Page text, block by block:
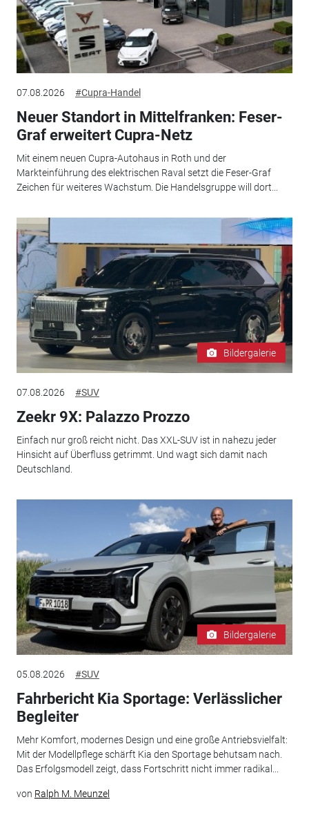
07.08.2026 #Cupra-Handel
Neuer Standort in Mittelfranken: Feser-
Graf erweitert Cupra-Netz
Mit einem neuen Cupra-Autohaus in Roth und der
Markteinführung des elektrischen Raval setzt die Feser-Graf
Zeichen für weiteres Wachstum. Die Handelsgruppe will dort...
Bildergalerie
07.08.2026 #SUV
Zeekr 9X: Palazzo Prozzo
Einfach nur groß reicht nicht. Das XXL-SUV ist in nahezu jeder
Hinsicht auf Überfluss getrimmt. Und wagt sich damit nach
Deutschland.
Bildergalerie
05.08.2026 #SUV
Fahrbericht Kia Sportage: Verlässlicher
Begleiter
Mehr Komfort, modernes Design und eine große Antriebsvielfalt:
Mit der Modellpflege schärft Kia den Sportage behutsam nach.
Das Erfolgsmodell zeigt, dass Fortschritt nicht immer radikal...
von Ralph M. Meunzel